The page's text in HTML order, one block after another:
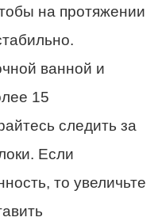
на протяжении
ванной и
15
следить за
Если
то увеличьте